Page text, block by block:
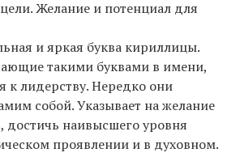
Желание и потенциал для
и яркая буква кириллицы.
такими буквами в имени,
к лидерству. Нередко они
собой. Указывает на желание
достичь наивысшего уровня
проявлении и в духовном.